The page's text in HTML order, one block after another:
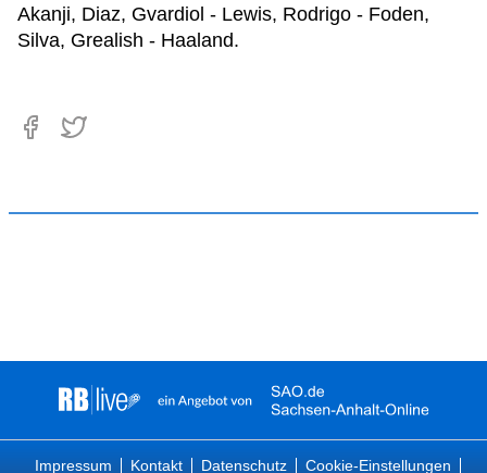
Akanji, Diaz, Gvardiol - Lewis, Rodrigo - Foden,
Silva, Grealish - Haaland.
Impressum Kontakt Datenschutz Cookie-Einstellungen